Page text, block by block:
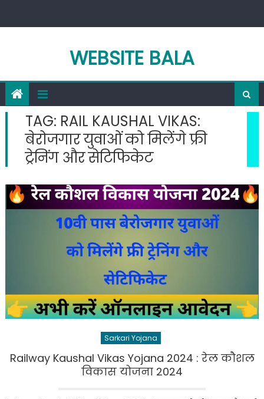
WEBSITE BALA
TAG: RAIL KAUSHAL VIKAS:
बेरोजगार युवाओं को मिलेंगे फ्री
ट्रेनिंग और सेटिफिकेट
Sarkari Yojana
Railway Kaushal Vikas Yojana 2024 : रेल कौशल
विकास योजना 2024